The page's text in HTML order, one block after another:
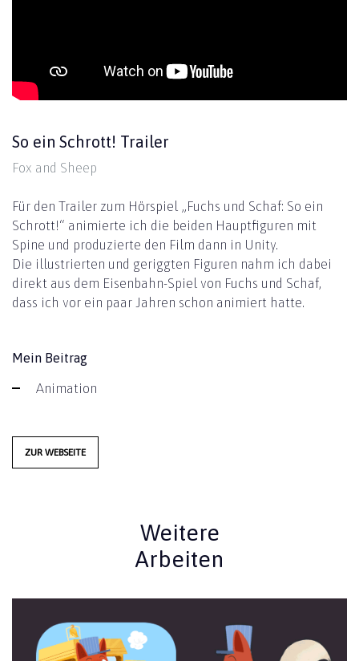
So ein Schrott! Trailer
Fox and Sheep
Für den Trailer zum Hörspiel „Fuchs und Schaf: So ein
Schrott!“ animierte ich die beiden Hauptfiguren mit
Spine und produzierte den Film dann in Unity.
Die illustrierten und geriggten Figuren nahm ich dabei
direkt aus dem Eisenbahn-Spiel von Fuchs und Schaf,
dass ich vor ein paar Jahren schon animiert hatte.
Mein Beitrag
Animation
ZUR WEBSEITE
Weitere
Arbeiten